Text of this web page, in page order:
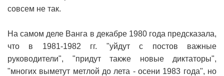
совсем не так.
На самом деле Ванга в декабре 1980 года предсказала,
что в 1981-1982 гг. "уйдут с постов важные
руководители", "придут также новые диктаторы",
"многих выметут метлой до лета - осени 1983 года", но